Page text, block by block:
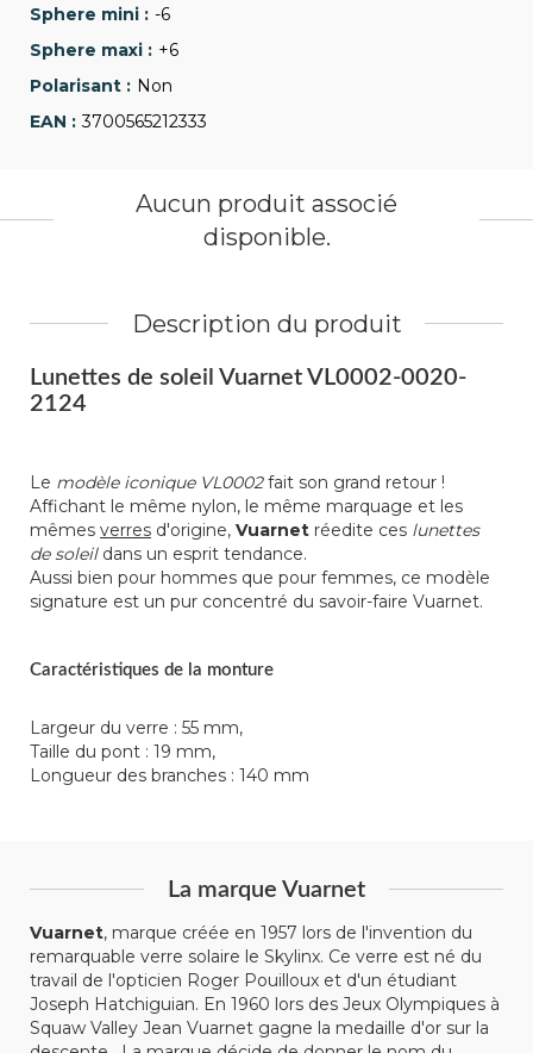
-6
+6
Non
3700565212333
Description du produit
Lunettes de soleil Vuarnet VL0002-0020-
2124
Le modèle iconique VL0002fait son grand retour !
Affichant le même nylon, le même marquage et les
mêmes verres d'origine, Vuarnet réedite ces lunettes
de soleildans un esprit tendance.
Aussi bien pour hommes que pour femmes, ce modèle
signature est un pur concentré du savoir-faire Vuarnet.
Caractéristiques de la monture
Largeur du verre : 55 mm,
Taille du pont : 19 mm,
Longueur des branches : 140 mm
La marque Vuarnet
Vuarnet, marque créée en 1957 lors de l'invention du
remarquable verre solaire le Skylinx. Ce verre est né du
travail de l'opticien Roger Pouilloux et d'un étudiant
Joseph Hatchiguian. En 1960 lors des Jeux Olympiques à
Squaw Valley Jean Vuarnet gagne la medaille d'or sur la
Aucun produit associé
disponible.